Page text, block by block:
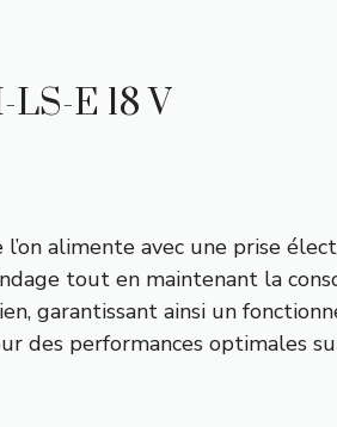
E 18 V
alimente avec une prise
tout en maintenant la
garantissant ainsi un
des performances optimales